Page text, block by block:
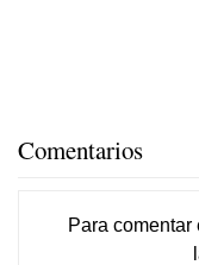
Comentarios
Para comentar